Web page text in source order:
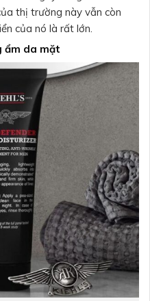
thị trường này vẫn còn
của nó là rất lớn.
ẩm da mặt